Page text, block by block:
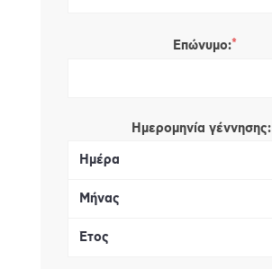
Επώνυμο:*
Ημερομηνία γέννησης: